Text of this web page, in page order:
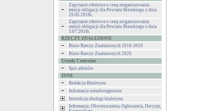
Zapytanie ofertowe o cenę zorganizowania
emisji obligacji dla Powiatu Brzeskiego z dnia
29.05.2018r.
Zapytanie ofertowe o cenę zorganizowania
emisji obligacji dla Powiatu Brzeskiego z dnia
3.07.2018r.
RZECZY ZNALEZIONE
Biuro Rzeczy Znalezionych 2018-2019
Biuro Rzeczy Znalezionych 2020
Urzędy Centralne
Spis adresów
INNE
Redakcja Biuletynu
Informacje nieudostępnione
Instrukcja obsługi biuletynu
Informacje, Obwieszczenia, Ogłoszenia, Decyzje,